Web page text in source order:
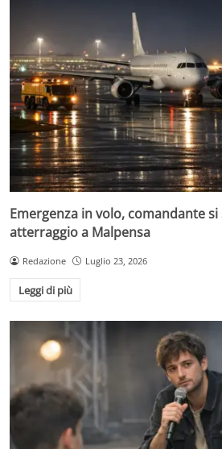
Emergenza in volo, comandante
atterraggio a Malpensa
Redazione Luglio 23, 2026
Leggi di più